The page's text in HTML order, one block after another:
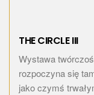
THE CIRCLE III
Wystawa
rozpoczyna się
jako czymś